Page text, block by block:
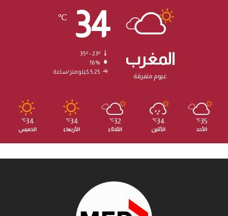
المغرب
غيوم متفرقة
34
℃
16%
5.25 كيلومتر/ساعة
35
℃
الأحد
34
℃
الأثنين
32
℃
الثلاثاء
34
℃
الأربعاء
34
℃
الخميس